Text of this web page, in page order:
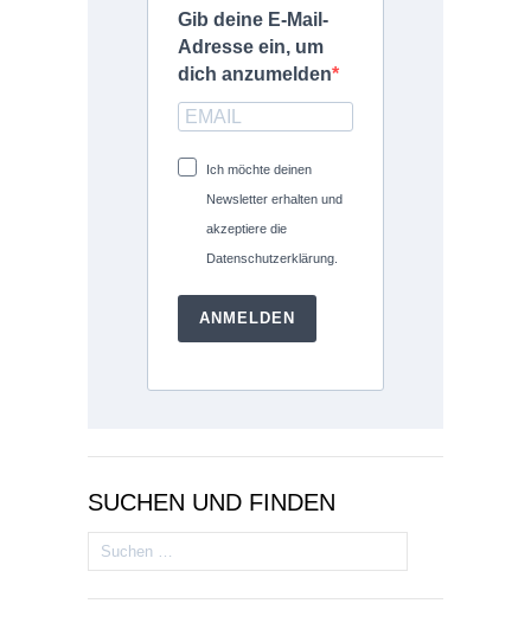
Gib deine E-Mail-
Adresse ein, um
dich anzumelden
Ich möchte deinen
Newsletter erhalten und
akzeptiere die
Datenschutzerklärung.
ANMELDEN
SUCHEN UND FINDEN
Suchen
nach: